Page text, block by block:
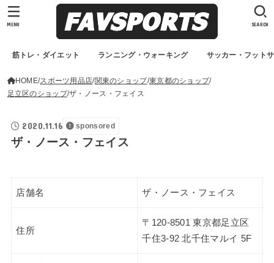
筋トレ・ダイエット ランニング・ウォーキング サッカー・フット
SEARCH
MENU
HOME スポーツ用品店 関東のショップ 東京都のショップ
足立区のショップ ザ・ノース・フェイス
2020.11.16 sponsored
ザ・ノース・フェイス
店舗名 ザ・ノース・フェイス
住所
〒120-8501 東京都足立区
千住3-92 北千住マルイ 5F